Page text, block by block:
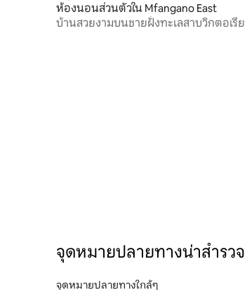
ห้องนอนส่วนตัวใน Mfangano East
บ้านสวยงามบนชายฝั่งทะเลสาบวิกตอเรีย
จุดหมายปลายทางน่าสำรวจ
จุดหมายปลายทางใกล้ๆ